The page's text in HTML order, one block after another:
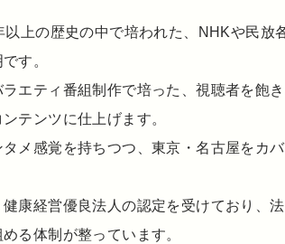
以上の歴史の中で培われた、NHKや民放
す。
ラエティ番組制作で培った、視聴者を飽
テンツに仕上げます。
タメ感覚を持ちつつ、東京・名古屋をカ
健康経営優良法人の認定を受けており、
る体制が整っています。